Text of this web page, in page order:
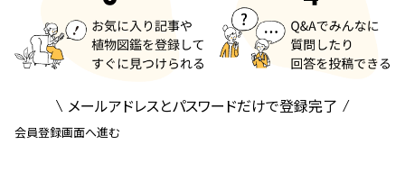
メールアドレスとパスワードだけで登録完了
会員登録画面へ進む